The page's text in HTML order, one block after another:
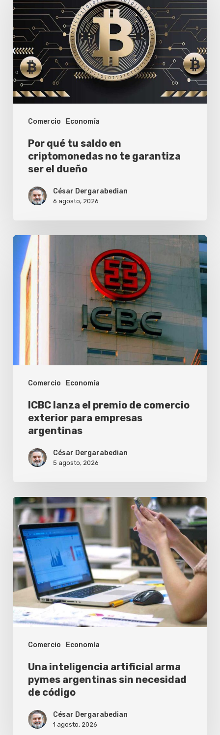
Comercio Economía
tu
saldo
en
criptomonedas
no
te
garantiza
dueño
Por qué tu saldo en
criptomonedas no te garantiza
ser el dueño
César Dergarabedian
6 agosto, 2026
Comercio Economía
ICBC
lanza
premio
comercio
exterior
para
empresas
argentinas
ICBC lanza el premio de comercio
exterior para empresas
argentinas
César Dergarabedian
5 agosto, 2026
Comercio Economía
Una
inteligencia
artificial
arma
pymes
argentinas
necesidad
código
Una inteligencia artificial arma
pymes argentinas sin necesidad
de código
César Dergarabedian
1 agosto, 2026